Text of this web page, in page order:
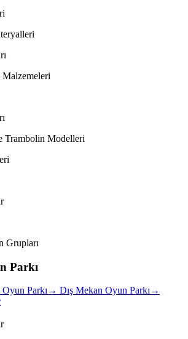
Trambolin Modelleri
Grupları
Parkı
Parkı→ Dış Mekan Oyun Parkı→